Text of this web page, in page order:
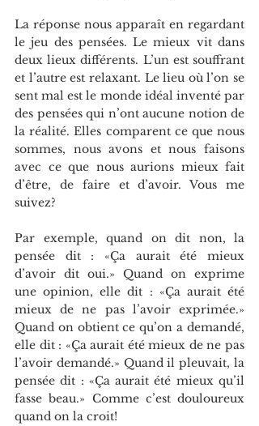
La réponse nous apparaît en regardant
le jeu des pensées. Le mieux vit dans
deux lieux différents. L’un est souffrant
et l’autre est relaxant. Le lieu où l’on se
sent mal est le monde idéal inventé par
des pensées qui n’ont aucune notion de
la réalité. Elles comparent ce que nous
sommes, nous avons et nous faisons
avec ce que nous aurions mieux fait
d’être, de faire et d’avoir. Vous me
suivez?
Par exemple, quand on dit non, la
pensée dit : «Ça aurait été mieux
d’avoir dit oui.» Quand on exprime
une opinion, elle dit : «Ça aurait été
mieux de ne pas l’avoir exprimée.»
Quand on obtient ce qu’on a demandé,
elle dit : «Ça aurait été mieux de ne pas
l’avoir demandé.» Quand il pleuvait, la
pensée dit : «Ça aurait été mieux qu’il
fasse beau.» Comme c’est douloureux
quand on la croit!